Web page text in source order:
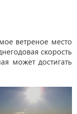
ветреное место
скорость
может достигать